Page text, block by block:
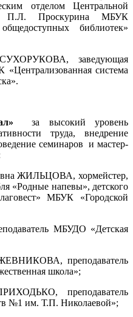
отделом Центральной
П.Л. Проскурина МБУК
библиотек»
заведующая
система
за высокий уровень
труда, внедрение
семинаров и мастер-
ЖИЛЬЦОВА, хормейстер,
«Родные напевы», детского
МБУК «Городской
МБУДО «Детская
преподаватель
школа»;
преподаватель
№1 им. Т.П. Николаевой»;